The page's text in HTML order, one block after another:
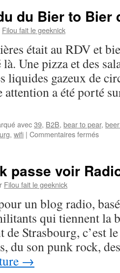
du Bier to Bier
Filou fait le geeknick
était au RDV et
Une pizza et des
liquides gazeux de
attention a été porté
avec39, B2B, bear to pear,
, wifi | Commentaires ferméssur
Bier
de
cette
passe voir
Filou fait le geeknick
un blog radio,
qui tiennent la
Strasbourg, c’est
du son punk rock,
→